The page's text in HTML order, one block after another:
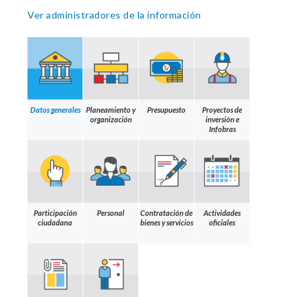
Ver administradores de la información
Datos generales
Planeamiento y
organización
Presupuesto
Proyectos de
inversión e
Infobras
Participación
ciudadana
Personal
Contratación de
bienes y servicios
Actividades
oficiales